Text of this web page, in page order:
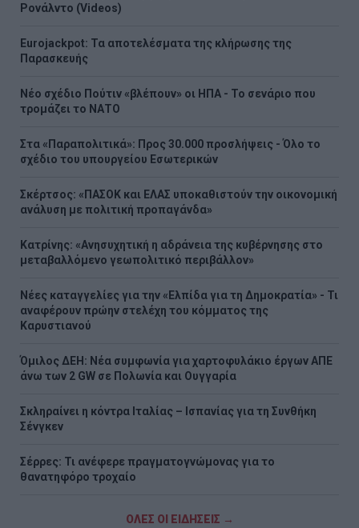
Ρονάλντο (Videos)
Eurojackpot: Τα αποτελέσματα της κλήρωσης της
Παρασκευής
Νέο σχέδιο Πούτιν «βλέπουν» οι ΗΠΑ - Το σενάριο που
τρομάζει το ΝΑΤΟ
Στα «Παραπολιτικά»: Προς 30.000 προσλήψεις - Όλο το
σχέδιο του υπουργείου Εσωτερικών
Σκέρτσος: «ΠΑΣΟΚ και ΕΛΑΣ υποκαθιστούν την οικονομική
ανάλυση με πολιτική προπαγάνδα»
Κατρίνης: «Ανησυχητική η αδράνεια της κυβέρνησης στο
μεταβαλλόμενο γεωπολιτικό περιβάλλον»
Νέες καταγγελίες για την «Ελπίδα για τη Δημοκρατία» - Τι
αναφέρουν πρώην στελέχη του κόμματος της
Καρυστιανού
Όμιλος ΔΕΗ: Νέα συμφωνία για χαρτοφυλάκιο έργων ΑΠΕ
άνω των 2 GW σε Πολωνία και Ουγγαρία
Σκληραίνει η κόντρα Ιταλίας – Ισπανίας για τη Συνθήκη
Σένγκεν
Σέρρες: Τι ανέφερε πραγματογνώμονας για το
θανατηφόρο τροχαίο
ΟΛΕΣ ΟΙ ΕΙΔΗΣΕΙΣ →